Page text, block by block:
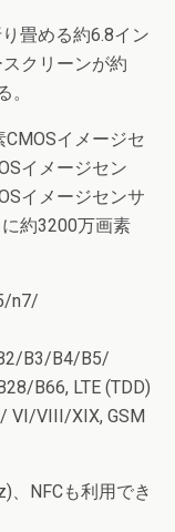
畳める約6.8イン
クリーンが約
。
イメージセ
イメージセン
イメージセンサ
約3200万画素
n7/
B3/B4/B5/
B66, LTE (TDD)
VI/VIII/XIX, GSM
、NFCも利用でき